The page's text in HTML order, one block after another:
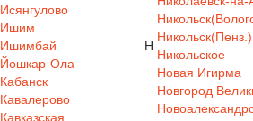
Исянгулово
Ишим
Ишимбай
Йошкар-Ола
Кабанск
Кавалерово
Кавказская
Н
Никольск(Пенз.)
Никольское
Новая Игирма
Новгород